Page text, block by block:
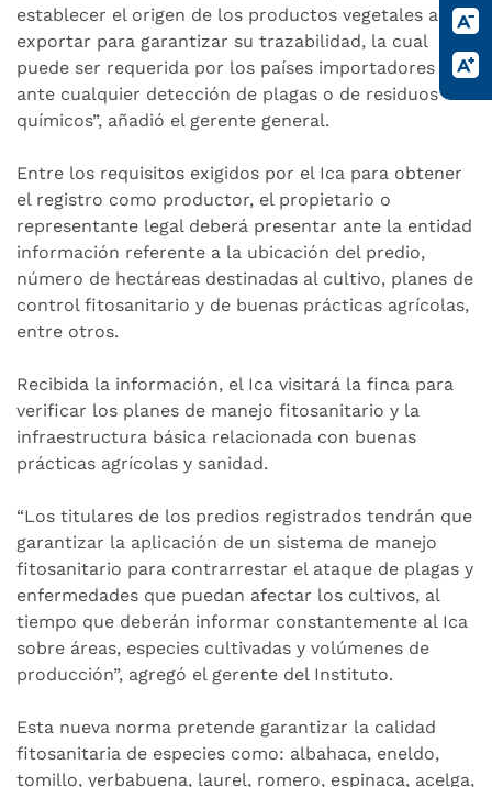
establecer el origen de los productos vegetales a
exportar para garantizar su trazabilidad, la cual
puede ser requerida por los países importadores
ante cualquier detección de plagas o de residuos
químicos”, añadió el gerente general.
Entre los requisitos exigidos por el Ica para obtener
el registro como productor, el propietario o
representante legal deberá presentar ante la entidad
información referente a la ubicación del predio,
número de hectáreas destinadas al cultivo, planes de
control fitosanitario y de buenas prácticas agrícolas,
entre otros.
Recibida la información, el Ica visitará la finca para
verificar los planes de manejo fitosanitario y la
infraestructura básica relacionada con buenas
prácticas agrícolas y sanidad.
“Los titulares de los predios registrados tendrán que
garantizar la aplicación de un sistema de manejo
fitosanitario para contrarrestar el ataque de plagas y
enfermedades que puedan afectar los cultivos, al
tiempo que deberán informar constantemente al Ica
sobre áreas, especies cultivadas y volúmenes de
producción”, agregó el gerente del Instituto.
Esta nueva norma pretende garantizar la calidad
fitosanitaria de especies como: albahaca, eneldo,
tomillo, yerbabuena, laurel, romero, espinaca, acelga,